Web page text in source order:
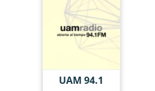
UAM 94.1